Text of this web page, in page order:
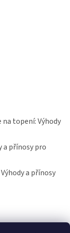
topení: Výhody
a přínosy pro
a přínosy